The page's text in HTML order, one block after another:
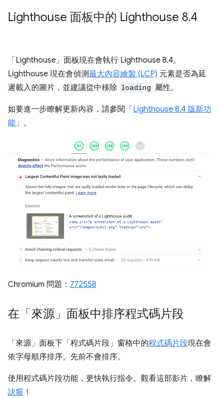
Lighthouse 面板中的 Lighthouse 8.4
「Lighthouse」 面板現在會執行 Lighthouse 8.4。
Lighthouse 現在會偵測最大內容繪製 (LCP) 元素是否為延
遲載入的圖片，並建議從中移除 loading 屬性。
如要進一步瞭解更新內容，請參閱「 Lighthouse 8.4 版新功
能」。
Chromium 問題： 772558
在「來源」面板中排序程式碼片段
「來源」面板下「程式碼片段」窗格中的程式碼片段現在會
依字母順序排序。先前不會排序。
使用程式碼片段功能，更快執行指令。觀看這部影片，瞭解
訣竅 ！